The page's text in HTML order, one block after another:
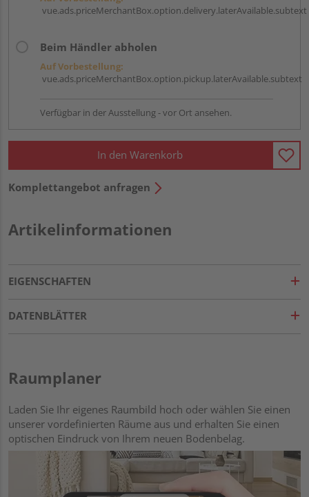
vue.ads.priceMerchantBox.option.delivery.laterAvailable.subtext
Beim Händler abholen
Auf Vorbestellung:
vue.ads.priceMerchantBox.option.pickup.laterAvailable.subtext
Verfügbar in der Ausstellung - vor Ort ansehen.
In den Warenkorb
Komplettangebot anfragen
Artikelinformationen
EIGENSCHAFTEN
DATENBLÄTTER
Raumplaner
Laden Sie Ihr eigenes Raumbild hoch oder wählen Sie einen
unserer vordefinierten Räume aus und erhalten Sie einen
optischen Eindruck von Ihrem neuen Bodenbelag.